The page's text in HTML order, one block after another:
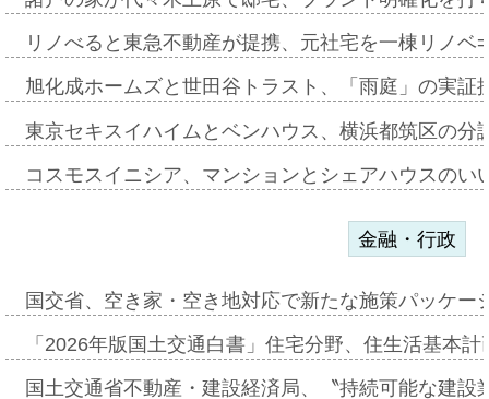
リノべると東急不動産が提携、元社宅を一棟リノ
旭化成ホームズと世田谷トラスト、「雨庭」の実
東京セキスイハイムとベンハウス、横浜都筑区の
コスモスイニシア、マンションとシェアハウスの
金融・行政
国交省、空き家・空き地対応で新たな施策パッケ
「2026年版国土交通白書」住宅分野、住生活基本
国土交通省不動産・建設経済局、〝持続可能な建